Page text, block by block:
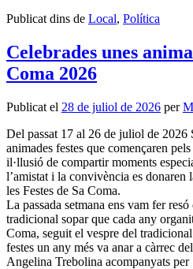
Publicat dins de Local, Política
Celebrades unes
Coma 2026
Publicat el 28 de juliol de 2026 per
Del passat 17 al 26 de juliol de 2026
animades festes que començaren
il·llusió de compartir moments
l’amistat i la convivència es donaren
les Festes de Sa Coma.
La passada setmana ens vam fer
tradicional sopar que cada any
Coma, seguit el vespre del
festes un any més va anar a càrrec
Angelina Trebolina acompanyats per